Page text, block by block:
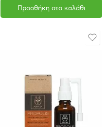
Προσθήκη στο καλάθι